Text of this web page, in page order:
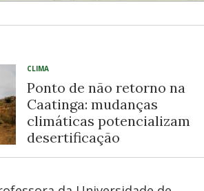
CLIMA
Ponto de não retorno na
Caatinga: mudanças
climáticas potencializam
desertificação